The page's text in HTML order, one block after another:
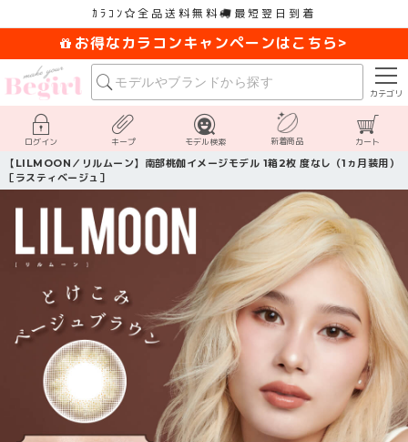
ｶﾗｺﾝ 全品送料無料 最短翌日到着
お得なカラコンキャンペーンはこちら>
カテゴリ
ログイン キープ モデル検索 新着商品 カート
【LILMOON／リルムーン】南部桃伽イメージモデル 1箱2枚 度なし（1ヵ月装用）
［ラスティベージュ］